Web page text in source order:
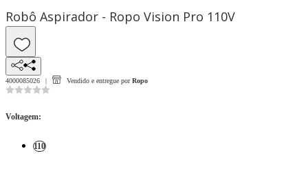
Robô Aspirador - Ropo Vision Pro 110V
4000085026 Vendido e entregue por Ropo
Voltagem:
110